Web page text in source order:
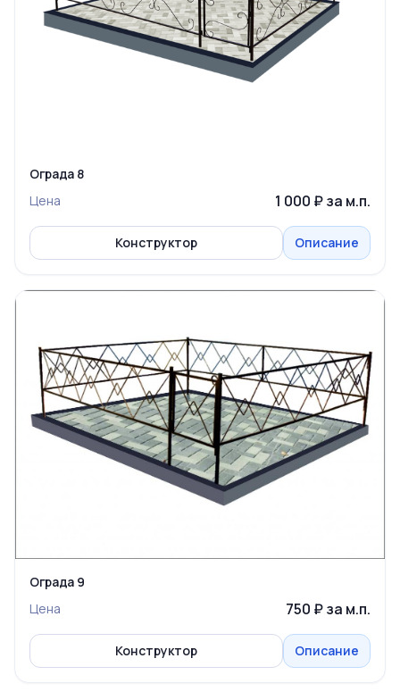
Ограда 8
Цена
1 000 ₽ за м.п.
Конструктор Описание
Ограда 9
Цена
750 ₽ за м.п.
Конструктор Описание